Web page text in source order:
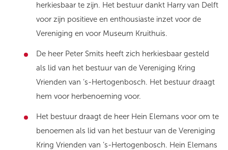
herkiesbaar te zijn. Het bestuur dankt Harry van Delft
voor zijn positieve en enthousiaste inzet voor de
Vereniging en voor Museum Kruithuis.
De heer Peter Smits heeft zich herkiesbaar gesteld
als lid van het bestuur van de Vereniging Kring
Vrienden van ’s-Hertogenbosch. Het bestuur draagt
hem voor herbenoeming voor.
Het bestuur draagt de heer Hein Elemans voor om te
benoemen als lid van het bestuur van de Vereniging
Kring Vrienden van ’s-Hertogenbosch. Hein Elemans